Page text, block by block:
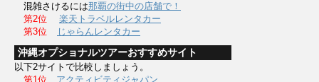
混雑さけるには那覇の街中の店舗で！
第2位
楽天トラベルレンタカー
第3位
じゃらんレンタカー
沖縄オプショナルツアーおすすめサイト
以下2サイトで比較しましょう。
第1位
アクティビティジャパン